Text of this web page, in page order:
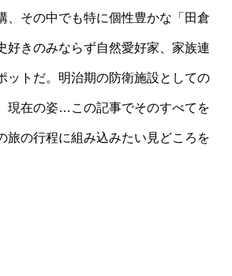
、その中でも特に個性豊かな「田倉
好きのみならず自然愛好家、家族連
ットだ。明治期の防衛施設としての
現在の姿…この記事でそのすべてを
旅の行程に組み込みたい見どころを